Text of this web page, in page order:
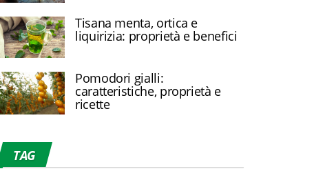
Tisana menta, ortica e
liquirizia: proprietà e benefici
Pomodori gialli:
caratteristiche, proprietà e
ricette
TAG